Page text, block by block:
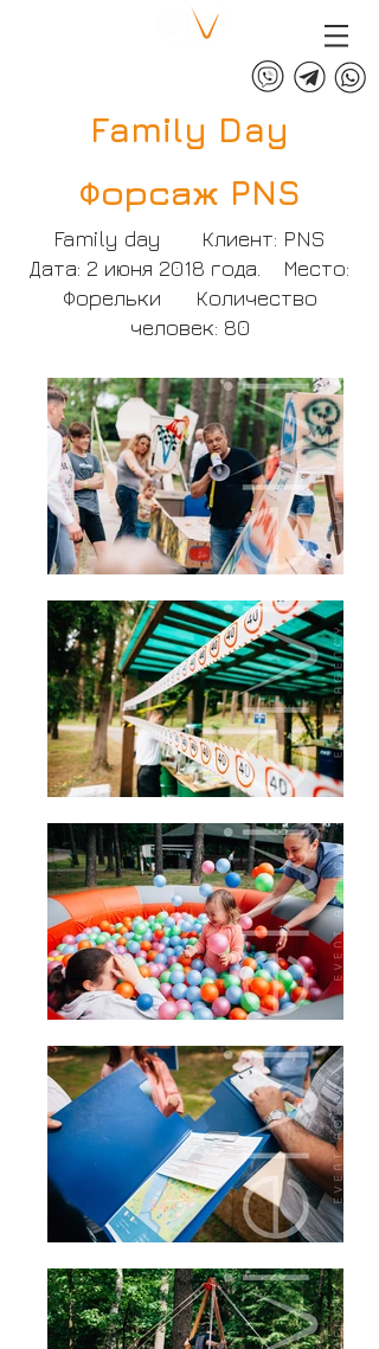
Family Day
Форсаж PNS
Family day Клиент: PNS
Дата: 2 июня 2018 года. Место:
Форельки Количество
человек: 80